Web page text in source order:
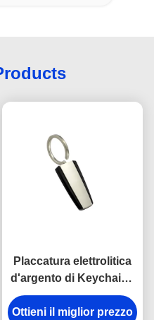
Placcatura elettrolitica
d'argento di Keychains
del portiere di plastica
del metallo dell'ABS del
Ottieni il miglior prezzo